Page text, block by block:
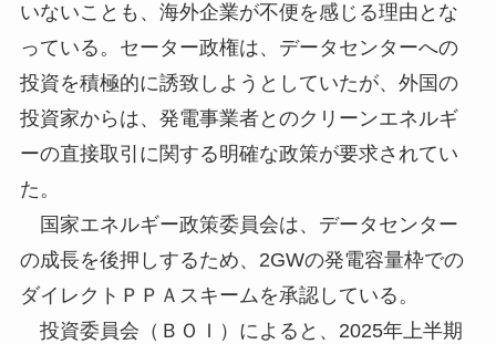
いないことも、海外企業が不便を感じる理由とな
っている。セーター政権は、データセンターへの
投資を積極的に誘致しようとしていたが、外国の
投資家からは、発電事業者とのクリーンエネルギ
ーの直接取引に関する明確な政策が要求されてい
た。
国家エネルギー政策委員会は、データセンター
の成長を後押しするため、2GWの発電容量枠での
ダイレクトＰＰＡスキームを承認している。
投資委員会（ＢＯＩ）によると、2025年上半期